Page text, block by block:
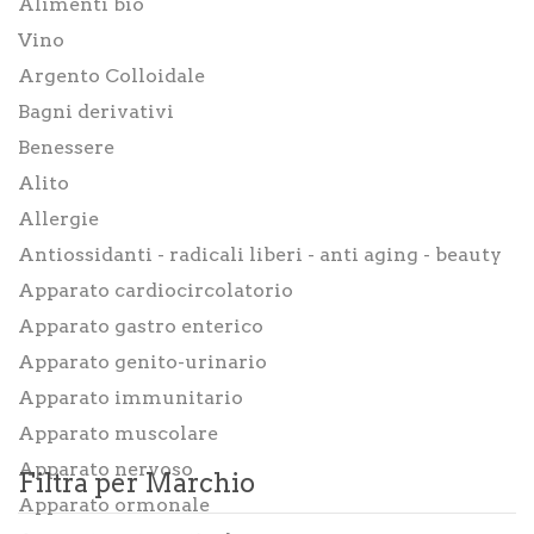
Benessere
Rimedi Naturali
Bagni derivativi
Dispositivi medici
Consulenze
Sport
SINTOMI
Vino
Argento Colloidale
Bagni derivativi
Benessere
Alito
Allergie
Antiossidanti - radicali liberi - anti aging - beauty
Apparato cardiocircolatorio
Apparato gastro enterico
Apparato genito-urinario
Apparato immunitario
Apparato muscolare
Apparato nervoso
Apparato ormonale
Filtra per Marchio